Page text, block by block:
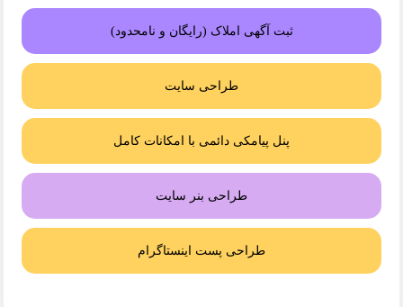
ثبت آگهی املاک (رایگان و نامحدود)
طراحی سایت
پنل پیامکی دائمی با امکانات کامل
طراحی بنر سایت
طراحی پست اینستاگرام